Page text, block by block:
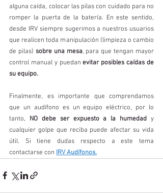
alguna caída, colocar las pilas con cuidado para no
romper la puerta de la batería. En este sentido,
desde IRV siempre sugerimos a nuestros usuarios
que realicen toda manipulación (limpieza o cambio
de pilas) sobre una mesa, para que tengan mayor
control manual y puedan evitar posibles caídas de
su equipo.
Finalmente, es importante que comprendamos
que un audífono es un equipo eléctrico, por lo
tanto, NO debe ser expuesto a la humedad y
cualquier golpe que reciba puede afectar su vida
útil. Si tiene dudas respecto a este tema
contactarse con IRV Audífonos.